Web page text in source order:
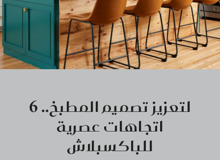
لتعزيز تصميم المطبخ.. 6
اتجاهات عصرية
للباكسبلاش